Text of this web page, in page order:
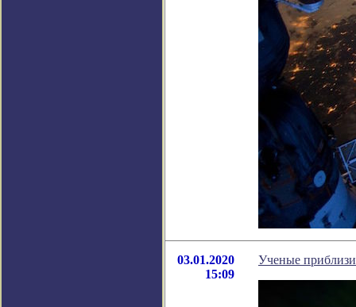
03.01.2020
15:09
Ученые